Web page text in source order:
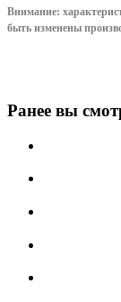
Внимание:
быть изменены
Ранее вы